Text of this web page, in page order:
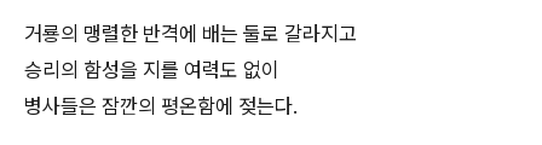
거룡의 맹렬한 반격에 배는 둘로 갈라지고
승리의 함성을 지를 여력도 없이
병사들은 잠깐의 평온함에 젖는다.